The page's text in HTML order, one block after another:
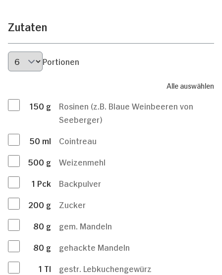
Zutaten
Portionen
Alle auswählen
150 g
Rosinen (z.B. Blaue Weinbeeren von
Seeberger)
50 ml
Cointreau
500 g
Weizenmehl
1 Pck
Backpulver
200 g
Zucker
80 g
gem. Mandeln
80 g
gehackte Mandeln
1 Tl
gestr. Lebkuchengewürz